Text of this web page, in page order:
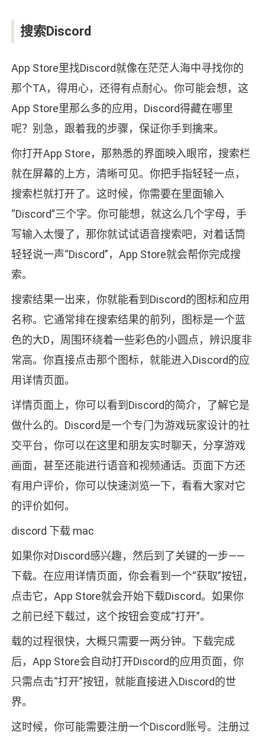
搜索Discord
App Store里找Discord就像在茫茫人海中寻找你的
那个TA，得用心，还得有点耐心。你可能会想，这
App Store里那么多的应用，Discord得藏在哪里
呢？别急，跟着我的步骤，保证你手到擒来。
你打开App Store，那熟悉的界面映入眼帘，搜索栏
就在屏幕的上方，清晰可见。你把手指轻轻一点，
搜索栏就打开了。这时候，你需要在里面输入
“Discord”三个字。你可能想，就这么几个字母，手
写输入太慢了，那你就试试语音搜索吧，对着话筒
轻轻说一声“Discord”，App Store就会帮你完成搜
索。
搜索结果一出来，你就能看到Discord的图标和应用
名称。它通常排在搜索结果的前列，图标是一个蓝
色的大D，周围环绕着一些彩色的小圆点，辨识度非
常高。你直接点击那个图标，就能进入Discord的应
用详情页面。
详情页面上，你可以看到Discord的简介，了解它是
做什么的。Discord是一个专门为游戏玩家设计的社
交平台，你可以在这里和朋友实时聊天，分享游戏
画面，甚至还能进行语音和视频通话。页面下方还
有用户评价，你可以快速浏览一下，看看大家对它
的评价如何。
discord 下载 mac
如果你对Discord感兴趣，然后到了关键的一步——
下载。在应用详情页面，你会看到一个“获取”按钮，
点击它，App Store就会开始下载Discord。如果你
之前已经下载过，这个按钮会变成“打开”。
载的过程很快，大概只需要一两分钟。下载完成
后，App Store会自动打开Discord的应用页面，你
只需点击“打开”按钮，就能直接进入Discord的世
界。
这时候，你可能需要注册一个Discord账号。注册过